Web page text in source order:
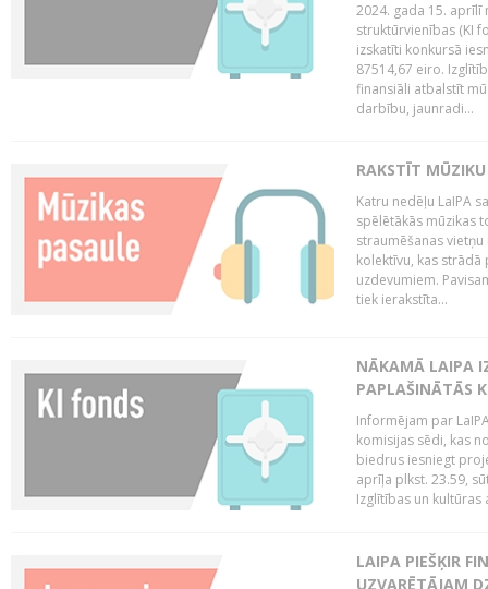
2024. gada 15. aprīlī
struktūrvienības (KI
izskatīti konkursā
87514,67 eiro.
finansiāli atbalstīt
darbību, jaunradi...
RAKSTĪT
Katru nedēļu LaIPA
spēlētākās mūzikas
straumēšanas
kolektīvu, kas
uzdevumiem.
tiek ierakstīta...
NĀKAMĀ LAIPA
PAPLAŠINĀTĀS
Informējam par
komisijas sēdi, kas
biedrus iesniegt
aprīļa plkst. 23.59,
Izglītības un kultūras
LAIPA PIEŠĶIR
UZVARĒTĀJAM